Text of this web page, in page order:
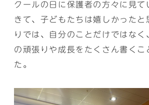
クールの日に保護者の方々に見て
きて、子どもたちは嬉しかったと
りでは、自分のことだけではなく
の頑張りや成長をたくさん書くこ
た。